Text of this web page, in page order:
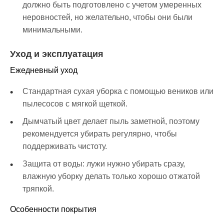
должно быть подготовлено с учетом умеренных
неровностей, но желательно, чтобы они были
минимальными.
Уход и эксплуатация
Ежедневный уход
Стандартная сухая уборка с помощью веников или
пылесосов с мягкой щеткой.
Дымчатый цвет делает пыль заметной, поэтому
рекомендуется убирать регулярно, чтобы
поддерживать чистоту.
Защита от воды: лужи нужно убирать сразу,
влажную уборку делать только хорошо отжатой
тряпкой.
Особенности покрытия